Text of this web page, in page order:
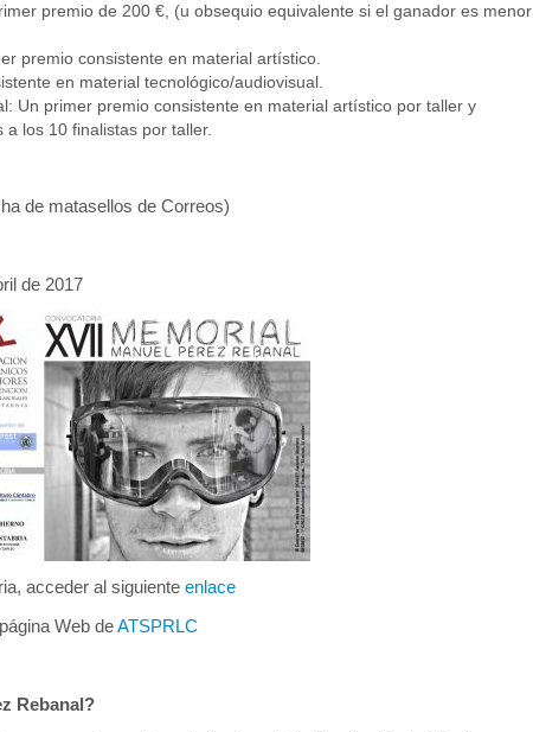
premio de 200 €, (u obsequio equivalente si el ganador es menor
premio consistente en material artístico.
en material tecnológico/audiovisual.
Un primer premio consistente en material artístico por taller y
los 10 finalistas por taller.
de matasellos de Correos)
de 2017
acceder al siguiente enlace
Web deATSPRLC
Rebanal?